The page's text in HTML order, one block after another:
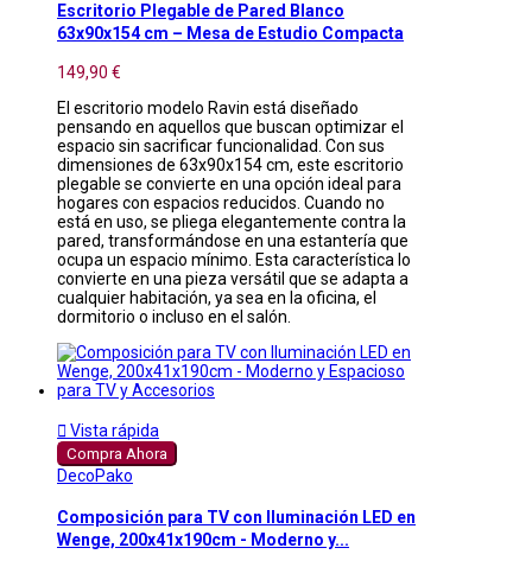
Escritorio Plegable de Pared Blanco
63x90x154 cm – Mesa de Estudio Compacta
149,90 €
El escritorio modelo Ravin está diseñado
pensando en aquellos que buscan optimizar el
espacio sin sacrificar funcionalidad. Con sus
dimensiones de 63x90x154 cm, este escritorio
plegable se convierte en una opción ideal para
hogares con espacios reducidos. Cuando no
está en uso, se pliega elegantemente contra la
pared, transformándose en una estantería que
ocupa un espacio mínimo. Esta característica lo
convierte en una pieza versátil que se adapta a
cualquier habitación, ya sea en la oficina, el
dormitorio o incluso en el salón.
 Vista rápida
Compra Ahora
DecoPako
Composición para TV con Iluminación LED en
Wenge, 200x41x190cm - Moderno y...